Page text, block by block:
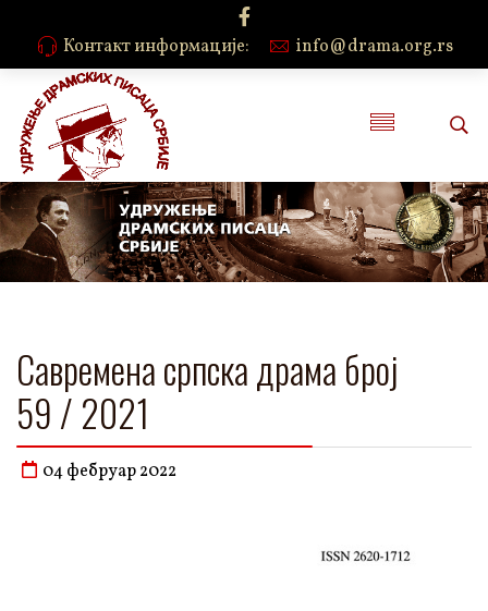
Контакт информације: info@drama.org.rs
Савремена српска драма број
59 / 2021
04 фебруар 2022